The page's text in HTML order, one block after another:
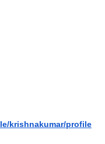
krishnakumar/profile